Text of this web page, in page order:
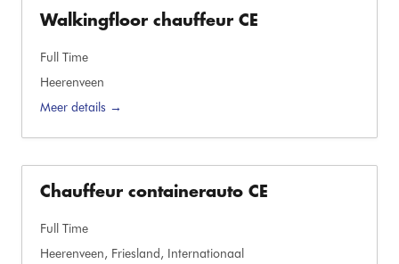
Walkingfloor chauffeur CE
Full Time
Heerenveen
Meer details
Chauffeur containerauto CE
Full Time
Heerenveen
Friesland
Internationaal